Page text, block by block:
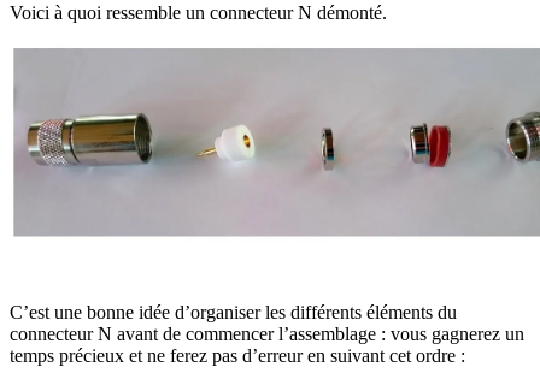
Voici à quoi ressemble un connecteur N démonté.
C’est une bonne idée d’organiser les différents éléments du
connecteur N avant de commencer l’assemblage : vous gagnerez un
temps précieux et ne ferez pas d’erreur en suivant cet ordre :